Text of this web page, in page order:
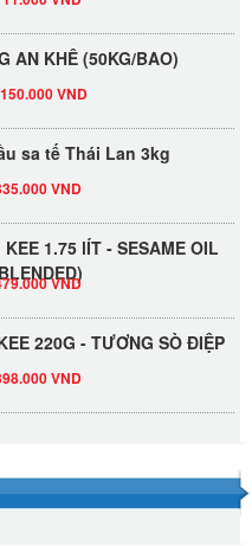
AN KHÊ (50KG/BAO)
sa tế Thái Lan 3kg
KEE 1.75 lÍT - SESAME OIL
VND
220G - TƯƠNG SÒ ĐIỆP